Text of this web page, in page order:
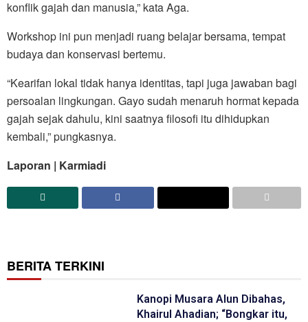
konflik gajah dan manusia,” kata Aga.
Workshop ini pun menjadi ruang belajar bersama, tempat
budaya dan konservasi bertemu.
“Kearifan lokal tidak hanya identitas, tapi juga jawaban bagi
persoalan lingkungan. Gayo sudah menaruh hormat kepada
gajah sejak dahulu, kini saatnya filosofi itu dihidupkan
kembali,” pungkasnya.
Laporan | Karmiadi
BERITA TERKINI
Kanopi Musara Alun Dibahas,
Khairul Ahadian; “Bongkar itu,